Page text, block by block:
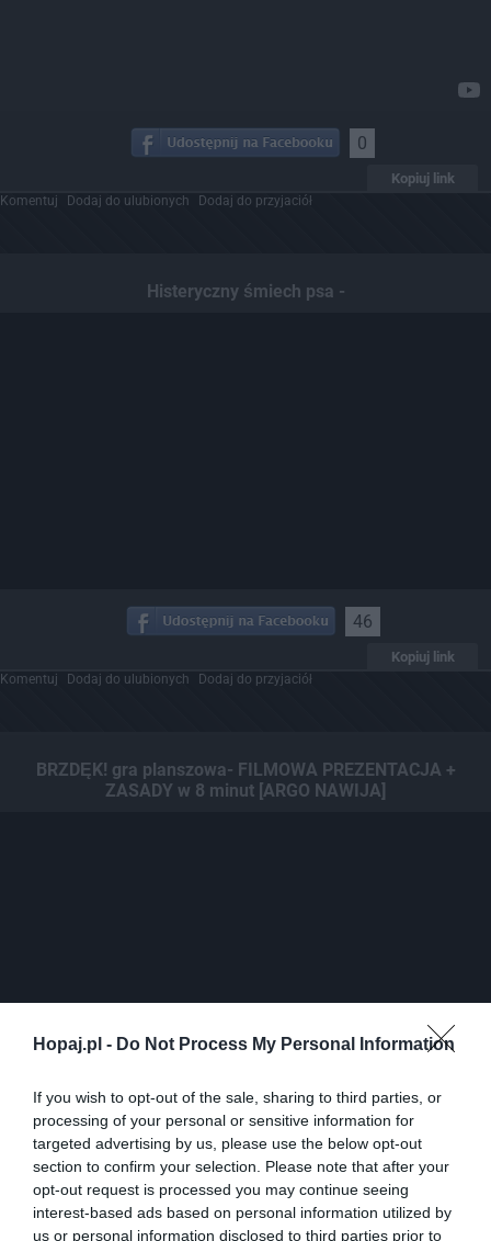
Hopaj.pl - Do Not Process My Personal Information
If you wish to opt-out of the sale, sharing to third parties, or
processing of your personal or sensitive information for
targeted advertising by us, please use the below opt-out
section to confirm your selection. Please note that after your
opt-out request is processed you may continue seeing
interest-based ads based on personal information utilized by
us or personal information disclosed to third parties prior to
0
Kopiuj link
Komentuj Dodaj do ulubionych Dodaj do przyjaciół
Histeryczny śmiech psa -
46
Kopiuj link
Komentuj Dodaj do ulubionych Dodaj do przyjaciół
BRZDĘK! gra planszowa- FILMOWA PREZENTACJA +
ZASADY w 8 minut [ARGO NAWIJA]
0
Kopiuj link
Komentuj Dodaj do ulubionych Dodaj do przyjaciół